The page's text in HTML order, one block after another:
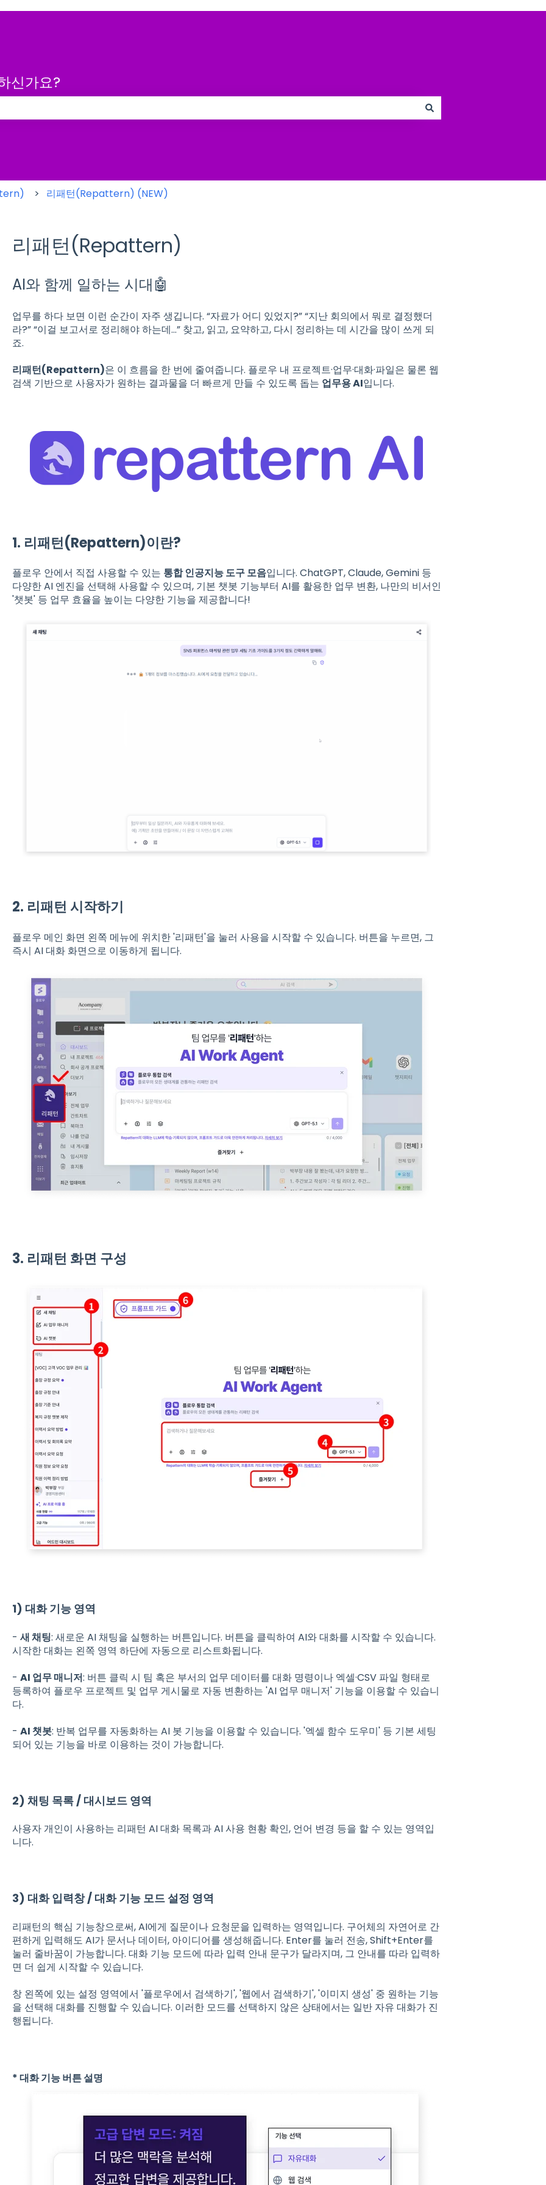
신가요?
리패턴(Repattern) (NEW)
리패턴(Repattern)
AI와 함께 일하는 시대🤖
업무를 하다 보면 이런 순간이 자주 생깁니다. “자료가 어디 있었지?” “지난 회의에서 뭐로 결정했더
라?” “이걸 보고서로 정리해야 하는데…” 찾고, 읽고, 요약하고, 다시 정리하는 데 시간을 많이 쓰게 되
죠.
리패턴(Repattern)은 이 흐름을 한 번에 줄여줍니다. 플로우 내 프로젝트·업무·대화·파일은 물론 웹
검색 기반으로 사용자가 원하는 결과물을 더 빠르게 만들 수 있도록 돕는 업무용 AI입니다.
1. 리패턴(Repattern)이란?
플로우 안에서 직접 사용할 수 있는 통합 인공지능 도구 모음입니다. ChatGPT, Claude, Gemini 등
다양한 AI 엔진을 선택해 사용할 수 있으며, 기본 챗봇 기능부터 AI를 활용한 업무 변환, 나만의 비서인
'챗봇' 등 업무 효율을 높이는 다양한 기능을 제공합니다!
2. 리패턴 시작하기
플로우 메인 화면 왼쪽 메뉴에 위치한 '리패턴'을 눌러 사용을 시작할 수 있습니다. 버튼을 누르면, 그
즉시 AI 대화 화면으로 이동하게 됩니다.
3. 리패턴 화면 구성
1) 대화 기능 영역
- 새 채팅: 새로운 AI 채팅을 실행하는 버튼입니다. 버튼을 클릭하여 AI와 대화를 시작할 수 있습니다.
시작한 대화는 왼쪽 영역 하단에 자동으로 리스트화됩니다.
- AI 업무 매니저: 버튼 클릭 시 팀 혹은 부서의 업무 데이터를 대화 명령이나 엑셀·CSV 파일 형태로
등록하여 플로우 프로젝트 및 업무 게시물로 자동 변환하는 'AI 업무 매니저' 기능을 이용할 수 있습니
다.
- AI 챗봇: 반복 업무를 자동화하는 AI 봇 기능을 이용할 수 있습니다. '엑셀 함수 도우미' 등 기본 세팅
되어 있는 기능을 바로 이용하는 것이 가능합니다.
2) 채팅 목록 / 대시보드 영역
사용자 개인이 사용하는 리패턴 AI 대화 목록과 AI 사용 현황 확인, 언어 변경 등을 할 수 있는 영역입
니다.
3) 대화 입력창 / 대화 기능 모드 설정 영역
리패턴의 핵심 기능창으로써, AI에게 질문이나 요청문을 입력하는 영역입니다. 구어체의 자연어로 간
편하게 입력해도 AI가 문서나 데이터, 아이디어를 생성해줍니다. Enter를 눌러 전송, Shift+Enter를
눌러 줄바꿈이 가능합니다. 대화 기능 모드에 따라 입력 안내 문구가 달라지며, 그 안내를 따라 입력하
면 더 쉽게 시작할 수 있습니다.
창 왼쪽에 있는 설정 영역에서 '플로우에서 검색하기', '웹에서 검색하기', '이미지 생성' 중 원하는 기능
을 선택해 대화를 진행할 수 있습니다. 이러한 모드를 선택하지 않은 상태에서는 일반 자유 대화가 진
행됩니다.
* 대화 기능 버튼 설명